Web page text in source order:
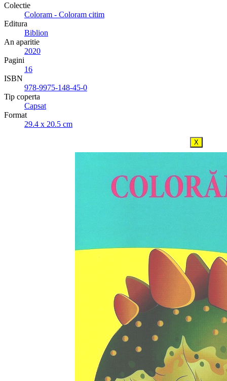
Colectie
Coloram - Coloram citim
Editura
Biblion
An aparitie
2020
Pagini
16
ISBN
978-9975-148-45-0
Tip coperta
Capsat
Format
29.4 x 20.5 cm
X